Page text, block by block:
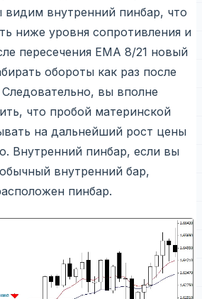
видим внутренний пинбар, что
ниже уровня сопротивления и
пересечения EMA 8/21 новый
обороты как раз после
Следовательно, вы вполне
что пробой материнской
на дальнейший рост цены
Внутренний пинбар, если вы
внутренний бар,
пинбар.